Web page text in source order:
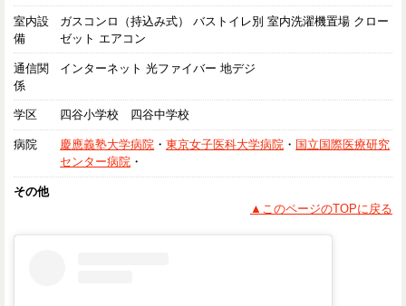
室内設
備
ガスコンロ（持込み式） バストイレ別 室内洗濯機置場 クロー
ゼット エアコン
通信関
係
インターネット 光ファイバー 地デジ
学区 四谷小学校 四谷中学校
病院 慶應義塾大学病院 ・東京女子医科大学病院 ・ 国立国際医療研究
センター病院 ・
その他
▲このページのTOPに戻る